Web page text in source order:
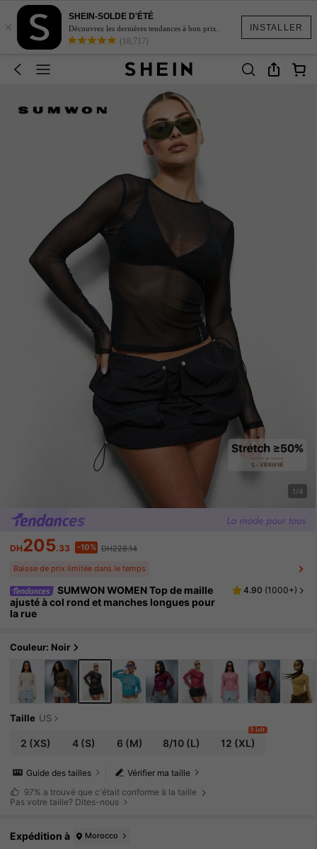
INSTALLER
×
SHEIN-SOLDE D'ÉTÉ
Découvrez les dernières tendances à bon prix.
(18,717)
1/4
DH205.33 -10% DH228.14
Baisse de prix limitée dans le temps
SUMWON WOMEN Top de maille
ajusté à col rond et manches longues pour
la rue
4.90 (1000+)
Couleur: Noir
Taille US
2 (XS) 4(S) 6 (M) 8/10 (L) 12 (XL)
9 left
Vérifier ma taille
Guide des tailles
97% a trouvé que c'était conforme à la taille
Pas votre taille? Dites-nous
Expédition à Morocco